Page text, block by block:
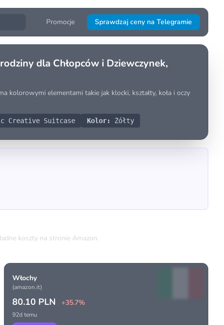
Promocje Sprawdzaj ceny na Telegramie
dla Chłopców i Dziewczynek,
kolorowymi elementami takie jak klocki, kształty, koła i oczy
Creative Suitcase Kolor: Żółty
koszty na stronie Amazon.
Włochy
(amazon.it)
80.10 PLN +35.7%
92d temu